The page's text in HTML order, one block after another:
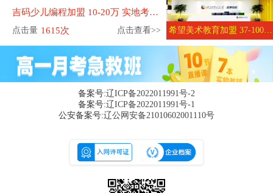
吉码少儿编程加盟 10-20万 实地考察选址 带店培训 免培训费
点击量 1615次 点击查看>> 希望美术教育加盟 37-100万 实地考察选址 实操培训 免培训费
备案号:辽ICP备2022011991号-2
备案号:辽ICP备2022011991号-1
公安备案号:辽公网安备21010602001110号